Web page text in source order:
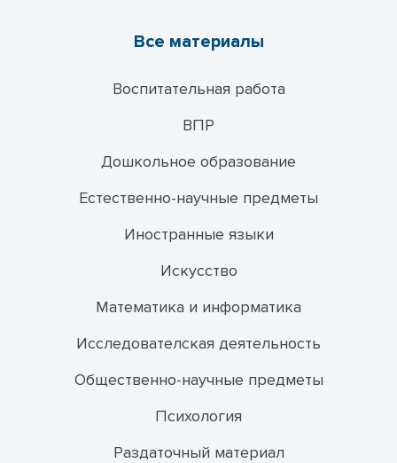
Все материалы
Воспитательная работа
ВПР
Дошкольное образование
Естественно-научные предметы
Иностранные языки
Искусство
Математика и информатика
Исследователская деятельность
Общественно-научные предметы
Психология
Раздаточный материал